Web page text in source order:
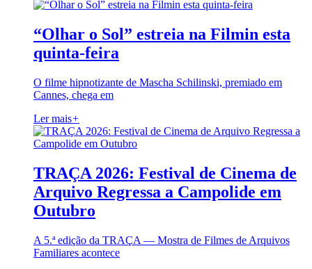
“Olhar o Sol” estreia na Filmin esta
quinta-feira
O filme hipnotizante de Mascha Schilinski, premiado em
Cannes, chega em
Ler mais+
TRAÇA 2026: Festival de Cinema de
Arquivo Regressa a Campolide em
Outubro
A 5.ª edição da TRAÇA — Mostra de Filmes de Arquivos
Familiares acontece